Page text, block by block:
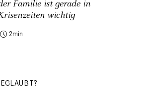
Familie ist gerade in
wichtig
2